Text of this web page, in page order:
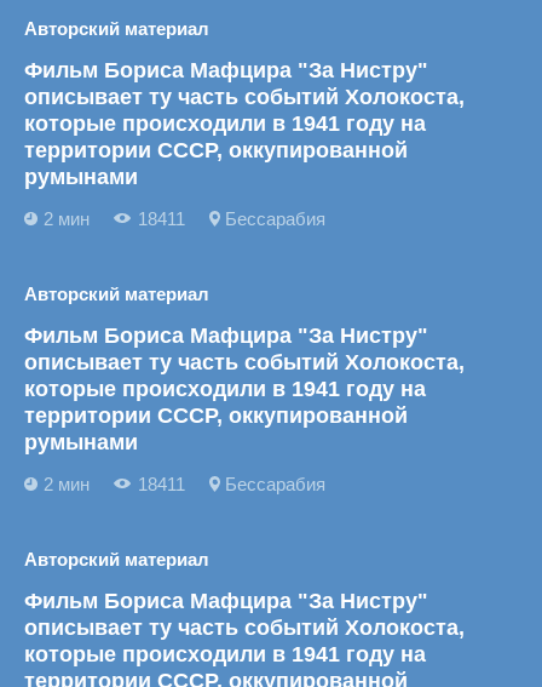
Авторский материал
Фильм Бориса Мафцира "За Нистру"
описывает ту часть событий Холокоста,
которые происходили в 1941 году на
территории СССР, оккупированной
румынами
2 мин 18411 Бессарабия
Авторский материал
Фильм Бориса Мафцира "За Нистру"
описывает ту часть событий Холокоста,
которые происходили в 1941 году на
территории СССР, оккупированной
румынами
2 мин 18411 Бессарабия
Авторский материал
Фильм Бориса Мафцира "За Нистру"
описывает ту часть событий Холокоста,
которые происходили в 1941 году на
территории СССР, оккупированной